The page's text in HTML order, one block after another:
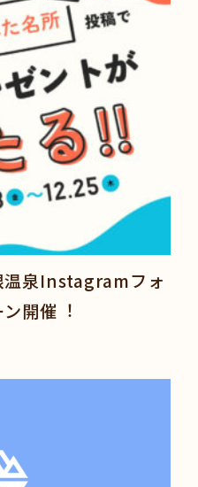
温泉Instagramフォ
開催︕